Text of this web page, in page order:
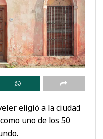
eligió a la ciudad
uno de los 50